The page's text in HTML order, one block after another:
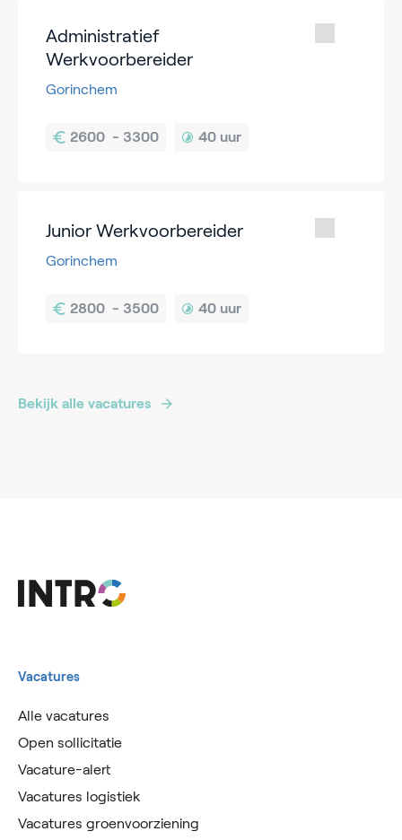
Administratief
Werkvoorbereider
Gorinchem
40 uur
Junior Werkvoorbereider
Gorinchem
40 uur
Bekijk alle vacatures
Vacatures
Alle vacatures
Open sollicitatie
Vacature-alert
Vacatures logistiek
Vacatures groenvoorziening